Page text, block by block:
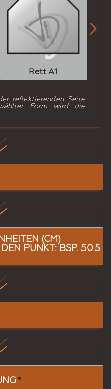
Rett A1

reflektierenden Seite
Form wird die
(CM)
PUNKT: BSP. 50.5
*